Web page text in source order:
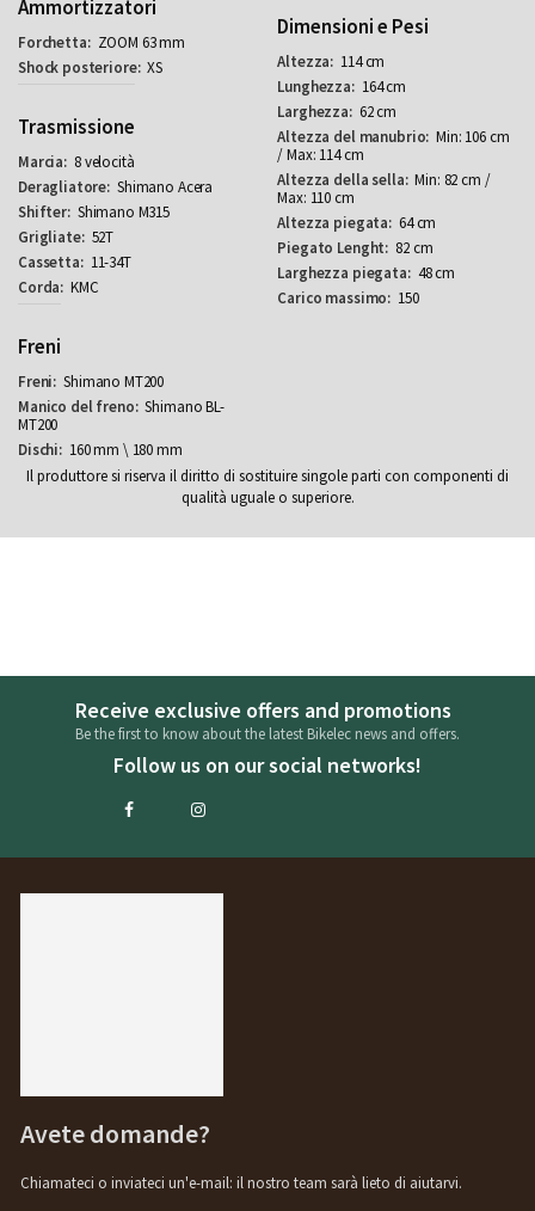
Ammortizzatori
ZOOM 63 mm
XS
Trasmissione
8 velocità
Shimano Acera
Shimano M315
52T
11-34T
KMC
Freni
Shimano MT200
Shimano BL-
MT200
160 mm \ 180 mm
Dimensioni e Pesi
114 cm
164 cm
62 cm
Min: 106 cm
/ Max: 114 cm
Min: 82 cm /
Max: 110 cm
64 cm
82 cm
48 cm
150
Il produttore si riserva il diritto di sostituire singole parti con componenti di
qualità uguale o superiore.
Receive exclusive offers and promotions
Be the first to know about the latest Bikelec news and offers.
Follow us on our social networks!
Avete domande?
Chiamateci o inviateci un'e-mail: il nostro team sarà lieto di aiutarvi.